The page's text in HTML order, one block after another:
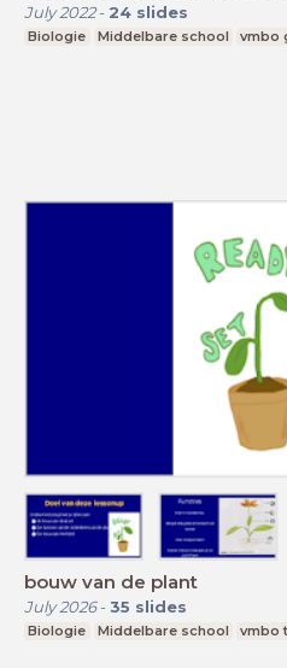
July 2022- 24 slides
Biologie Middelbare school vmbo
bouw van de plant
July 2026- 35 slides
Biologie Middelbare school vmbo t